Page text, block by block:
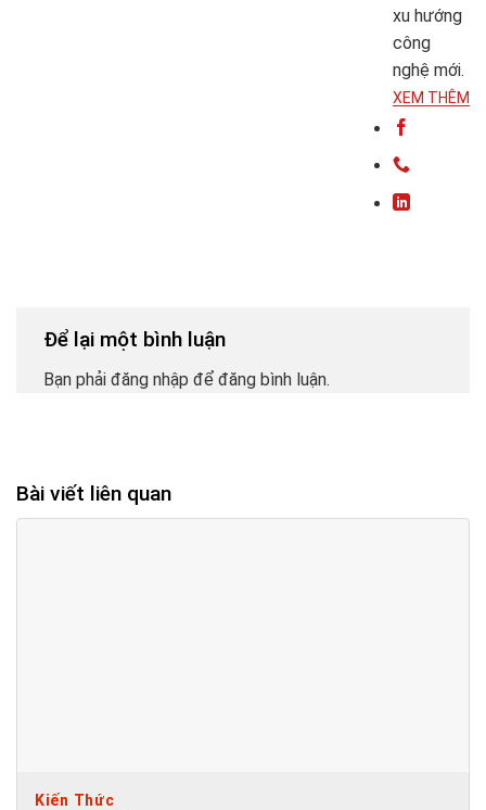
xu hướng
công
nghệ mới.
XEM THÊM
Để lại một bình luận
Bạn phải đăng nhập để đăng bình luận.
Bài viết liên quan
Kiến Thức